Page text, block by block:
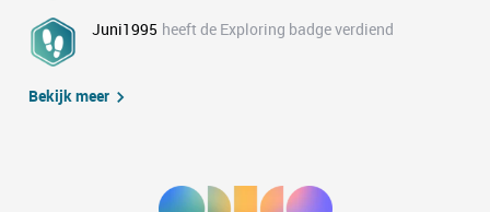
Juni1995 heeft de Exploring badge verdiend
Bekijk meer